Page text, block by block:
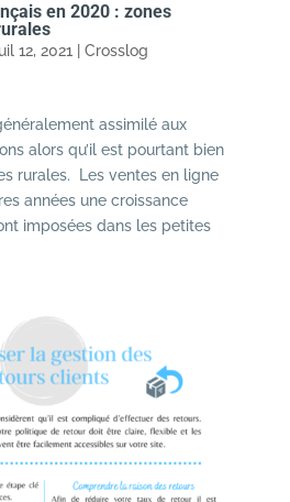
en 2020 : zones
12, 2021| Crosslog
assimilé aux
alors qu’il est pourtant bien
rurales. Les ventes en ligne
années une croissance
imposées dans les petites